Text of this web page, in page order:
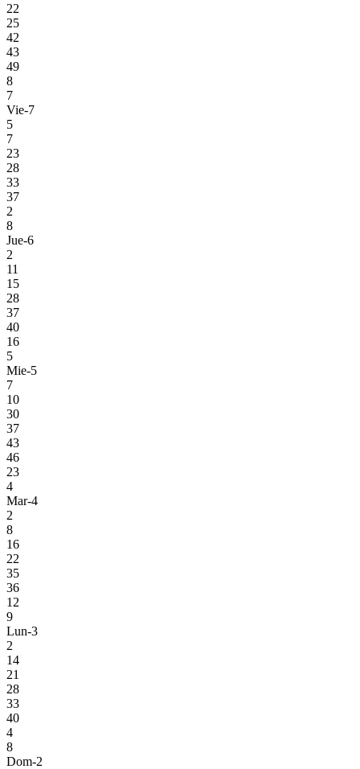
22
25
42
43
49
8
7
Vie-7
5
7
23
28
33
37
2
8
Jue-6
2
11
15
28
37
40
16
5
Mie-5
7
10
30
37
43
46
23
4
Mar-4
2
8
16
22
35
36
12
9
Lun-3
2
14
21
28
33
40
4
8
Dom-2